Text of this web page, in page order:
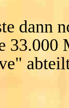
dann
33.000